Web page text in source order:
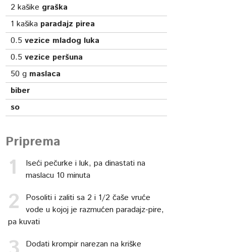
2 kašike graška
1 kašika paradajz pirea
0.5 vezice mladog luka
0.5 vezice peršuna
50 g maslaca
biber
so
Priprema
Iseći pečurke i luk, pa dinastati na
maslacu 10 minuta
Posoliti i zaliti sa 2 i 1/2 čaše vruće
vode u kojoj je razmućen paradajz-pire,
pa kuvati
Dodati krompir narezan na kriške